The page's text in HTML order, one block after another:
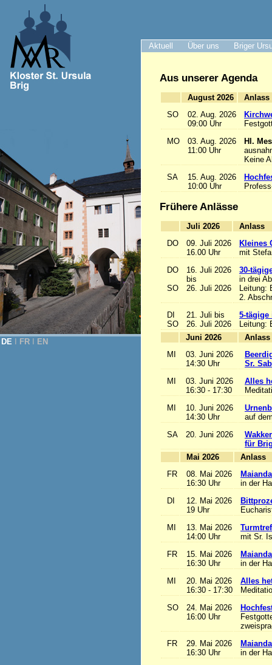
Aktuell Über uns Briger
DE FR EN
Aus unserer Agenda
August 2026
SO
02. Aug. 2026
09:00 Uhr
MO
03. Aug. 2026
11:00 Uhr
Hl.
Keine
SA
15. Aug. 2026
10:00 Uhr
Frühere Anlässe
Juli 2026
DO
09. Juli 2026
16.00 Uhr
Kleines
mit
DO
SO
16. Juli 2026
bis
26. Juli 2026
30-
in drei
Leitung:
2.
DI
SO
21. Juli bis
26. Juli 2026
5-
Leitung:
Juni 2026
MI
03. Juni 2026
14:30 Uhr
Sr.
MI
03. Juni 2026
16:30 - 17:30
Alles
MI
10. Juni 2026
14:30 Uhr
auf
SA
20. Juni 2026
für
Mai 2026
FR
08. Mai 2026
16:30 Uhr
in der
DI
12. Mai 2026
19 Uhr
MI
13. Mai 2026
14:00 Uhr
mit Sr.
FR
15. Mai 2026
16:30 Uhr
in der
MI
20. Mai 2026
16:30 - 17:30
Alles
SO
24. Mai 2026
16:00 Uhr
FR
29. Mai 2026
16:30 Uhr
in der